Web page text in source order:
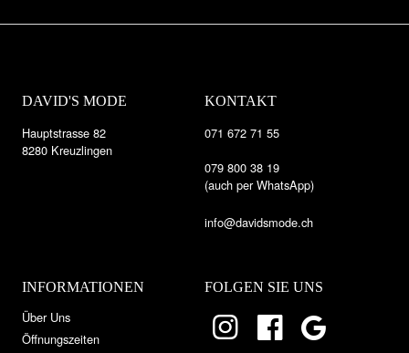
DAVID'S MODE
Hauptstrasse 82
8280 Kreuzlingen
KONTAKT
071 672 71 55
079 800 38 19
(auch per WhatsApp)
info@davidsmode.ch
INFORMATIONEN
Über Uns
Öffnungszeiten
FOLGEN SIE UNS